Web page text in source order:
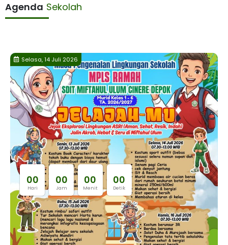
Agenda Sekolah
Selasa, 14 Juli 2026
00
Hari
00
Jam
00
Menit
00
Detik